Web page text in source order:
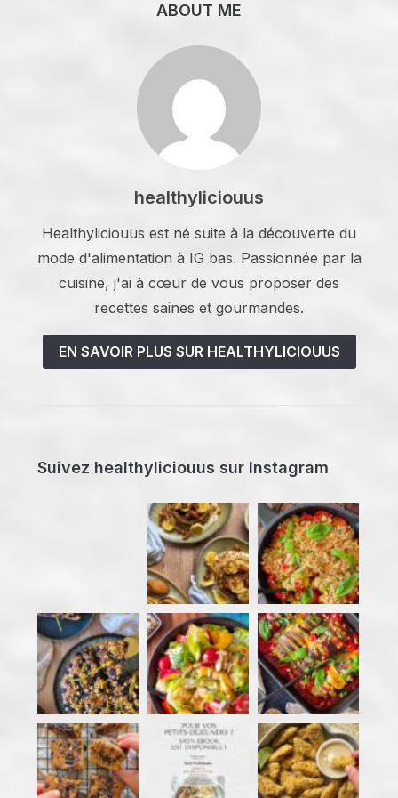
ABOUT ME
healthyliciouus
Healthyliciouus est né suite à la découverte du
mode d'alimentation à IG bas. Passionnée par la
cuisine, j'ai à cœur de vous proposer des
recettes saines et gourmandes.
EN SAVOIR PLUS SUR HEALTHYLICIOUUS
Suivez healthyliciouus sur Instagram